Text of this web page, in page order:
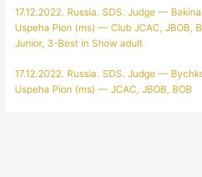
17.12.2022. Russia. SDS. Judge —
Uspeha Pion (ms) — Club JCAC, JBOB,
Junior, 3-Best in Show adult
17.12.2022. Russia. SDS. Judge —
Uspeha Pion (ms) — JCAC, JBOB, BOB